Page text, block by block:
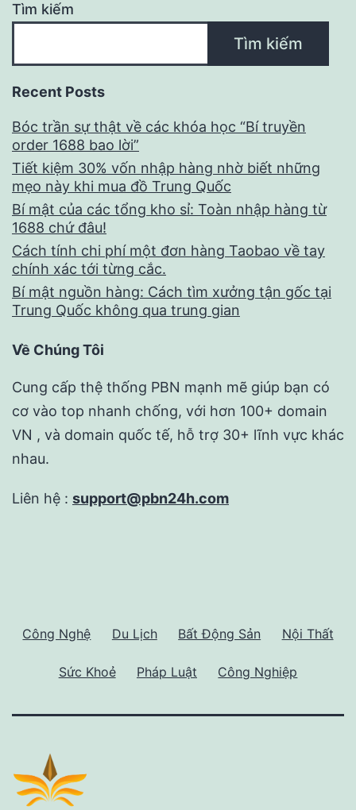
Tìm kiếm
Tìm kiếm
Recent Posts
Bóc trần sự thật về các khóa học “Bí truyền
order 1688 bao lời”
Tiết kiệm 30% vốn nhập hàng nhờ biết những
mẹo này khi mua đồ Trung Quốc
Bí mật của các tổng kho sỉ: Toàn nhập hàng từ
1688 chứ đâu!
Cách tính chi phí một đơn hàng Taobao về tay
chính xác tới từng cắc.
Bí mật nguồn hàng: Cách tìm xưởng tận gốc tại
Trung Quốc không qua trung gian
Về Chúng Tôi
Cung cấp thệ thống PBN mạnh mẽ giúp bạn có
cơ vào top nhanh chống, với hơn 100+ domain
VN , và domain quốc tế, hỗ trợ 30+ lĩnh vực khác
nhau.
Liên hệ : support@pbn24h.com
Công Nghệ Du Lịch Bất Động Sản Nội Thất
Sức Khoẻ Pháp Luật Công Nghiệp